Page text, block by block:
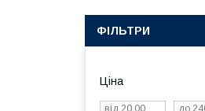
ФІЛЬТРИ
Ціна